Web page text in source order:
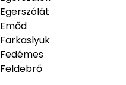
Egerszólát
Emőd
Farkaslyuk
Fedémes
Feldebrő